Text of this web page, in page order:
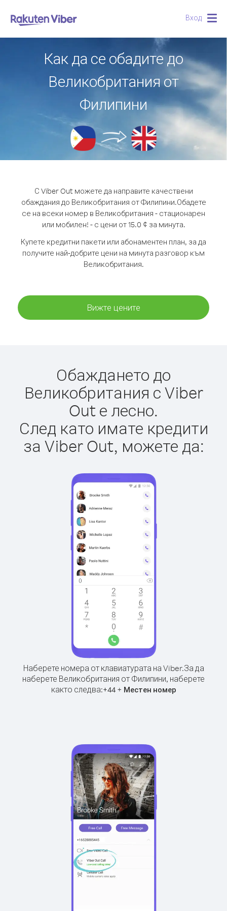
Вход
Как да се обадите до
Великобритания от
Филипини
С Viber Out можете да направите качествени
обаждания до Великобритания от Филипини.Обадете
се на всеки номер в Великобритания - стационарен
или мобилен! - с цени от 15.0 ¢ за минута.
Купете кредитни пакети или абонаментен план, за да
получите най-добрите цени на минута разговор към
Великобритания.
Вижте цените
Обаждането до
Великобритания с Viber
Out е лесно.
След като имате кредити
за Viber Out, можете да:
Наберете номера от клавиатурата на Viber.За да
наберете Великобритания от Филипини, наберете
както следва:+44+ Местен номер